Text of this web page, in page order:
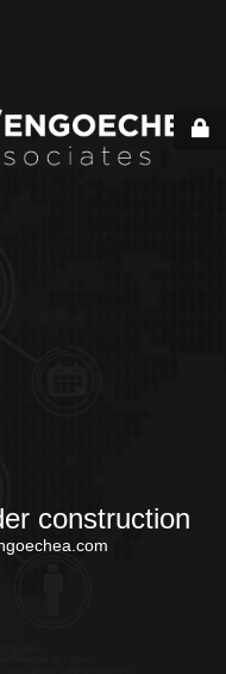
construction